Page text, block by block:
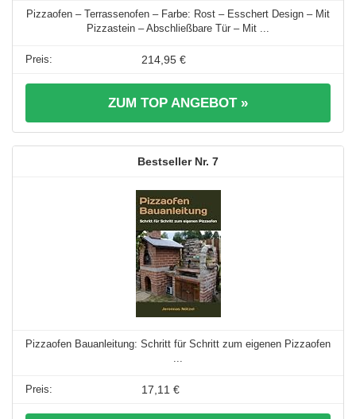
Pizzaofen – Terrassenofen – Farbe: Rost – Esschert Design – Mit
Pizzastein – Abschließbare Tür – Mit ...
214,95 €
ZUM TOP ANGEBOT »
7
Pizzaofen Bauanleitung: Schritt für Schritt zum eigenen Pizzaofen
...
17,11 €